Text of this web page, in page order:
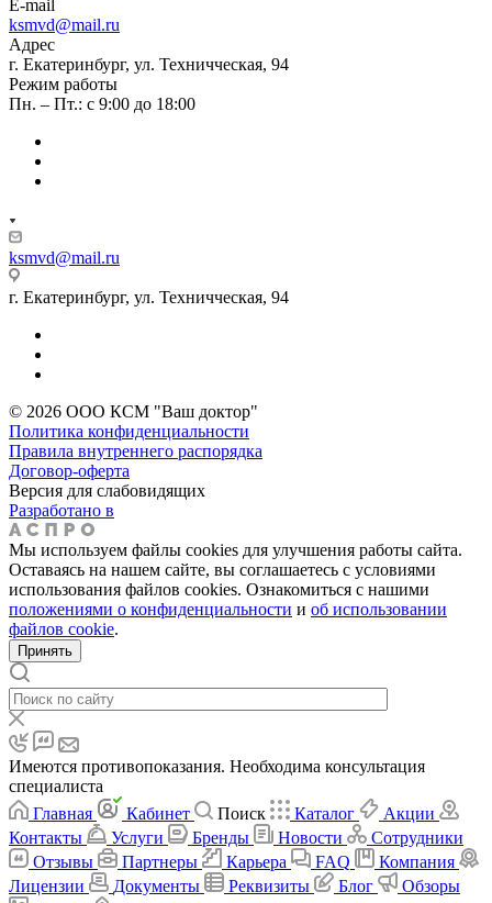
E-mail
ksmvd@mail.ru
Адрес
г. Екатеринбург, ул. Техничческая, 94
Режим работы
Пн. – Пт.: с 9:00 до 18:00
ksmvd@mail.ru
г. Екатеринбург, ул. Техничческая, 94
© 2026 ООО КСМ "Ваш доктор"
Политика конфиденциальности
Правила внутреннего распорядка
Договор-оферта
Версия для слабовидящих
Разработано в
Мы используем файлы cookies для улучшения работы сайта.
Оставаясь на нашем сайте, вы соглашаетесь с условиями
использования файлов cookies. Ознакомиться с нашими
положениями о конфиденциальности и об использовании
файлов cookie.
Принять
Имеются противопоказания. Необходима консультация
специалиста
Главная
Кабинет Поиск Каталог
Акции
Контакты
Услуги Бренды Новости
Сотрудники
Отзывы
Партнеры Карьера FAQ
Компания
Лицензии
Документы Реквизиты Блог
Обзоры